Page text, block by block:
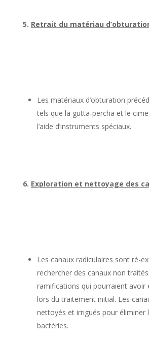
5. Retrait du matériau
Les matériaux d’obturation
tels que la gutta-percha et le
l’aide d’instruments spéciaux.
6. Exploration et nettoyage des
Les canaux radiculaires sont ré-
rechercher des canaux non
ramifications qui pourraient avoir
lors du traitement initial. Les
nettoyés et irrigués pour éliminer
bactéries.